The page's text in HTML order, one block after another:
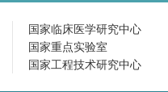
国家临床医学研究中心
国家重点实验室
国家工程技术研究中心